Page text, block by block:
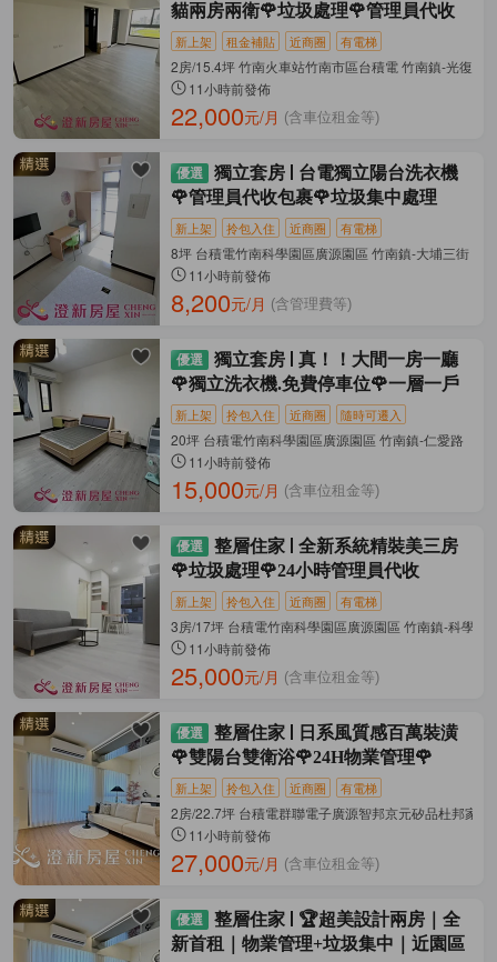
貓兩房兩衛🌹垃圾處理🌹管理員代收
新上架 租金補貼 近商圈 有電梯
2房/15.4坪 竹南火車站竹南市區台積電 竹南鎮-光復路
11小時前發佈
22,000元/月 (含車位租金等)
獨立套房
台電獨立陽台洗衣機
🌹管理員代收包裹🌹垃圾集中處理
新上架 拎包入住 近商圈 有電梯
8坪 台積電竹南科學園區廣源園區 竹南鎮-大埔三街
11小時前發佈
8,200元/月 (含管理費等)
獨立套房
真！！大間一房一廳
🌹獨立洗衣機.免費停車位🌹一層一戶
新上架 拎包入住 近商圈 隨時可遷入
20坪 台積電竹南科學園區廣源園區 竹南鎮-仁愛路
11小時前發佈
15,000元/月 (含車位租金等)
整層住家
全新系統精裝美三房
🌹垃圾處理🌹24小時管理員代收
新上架 拎包入住 近商圈 有電梯
3房/17坪 台積電竹南科學園區廣源園區 竹南鎮-科學路
11小時前發佈
25,000元/月 (含車位租金等)
整層住家
日系風質感百萬裝潢
🌹雙陽台雙衛浴🌹24H物業管理🌹
新上架 拎包入住 近商圈 有電梯
2房/22.7坪 台積電群聯電子廣源智邦京元矽品杜邦家邦
11小時前發佈
27,000元/月 (含車位租金等)
整層住家
🏆超美設計兩房｜全
新首租｜物業管理+垃圾集中｜近園區